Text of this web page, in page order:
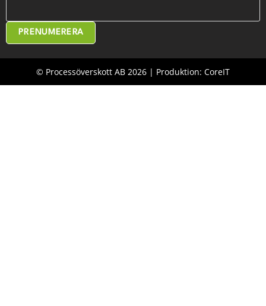
PRENUMERERA
© Processöverskott AB 2026 | Produktion: CoreIT